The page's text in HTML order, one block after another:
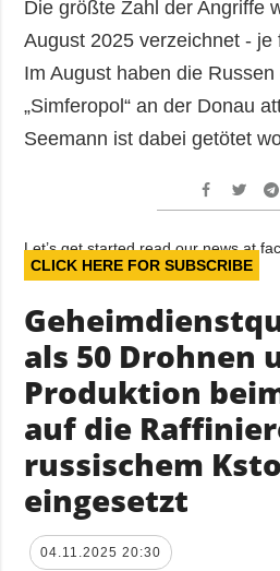
Die größte Zahl der Angriffe
August 2025 verzeichnet - je
Im August haben die
„Simferopol“ an der Donau
Seemann ist dabei getötet
Let’s get started read our news at
CLICK HERE FOR SUBSCRIBE
als 50 Drohnen
Produktion
auf die
russischem
eingesetzt
04.11.2025 20:30